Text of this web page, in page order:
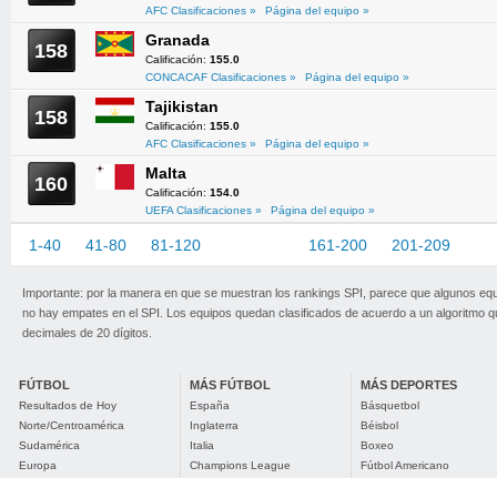
AFC Clasificaciones »
Página del equipo »
158 Granada
Calificación: 155.0
CONCACAF Clasificaciones »
Página del equipo »
158 Tajikistan
Calificación: 155.0
AFC Clasificaciones »
Página del equipo »
160 Malta
Calificación: 154.0
UEFA Clasificaciones »
Página del equipo »
1-40 41-80 81-120 161-200 201-209
Importante: por la manera en que se muestran los rankings SPI, parece que algunos
no hay empates en el SPI. Los equipos quedan clasificados de acuerdo a un algoritmo
decimales de 20 dígitos.
FÚTBOL
Resultados de Hoy
Norte/Centroamérica
Sudamérica
Europa
MÁS FÚTBOL
España
Inglaterra
Italia
Champions League
MÁS DEPORTES
Básquetbol
Béisbol
Boxeo
Fútbol Americano